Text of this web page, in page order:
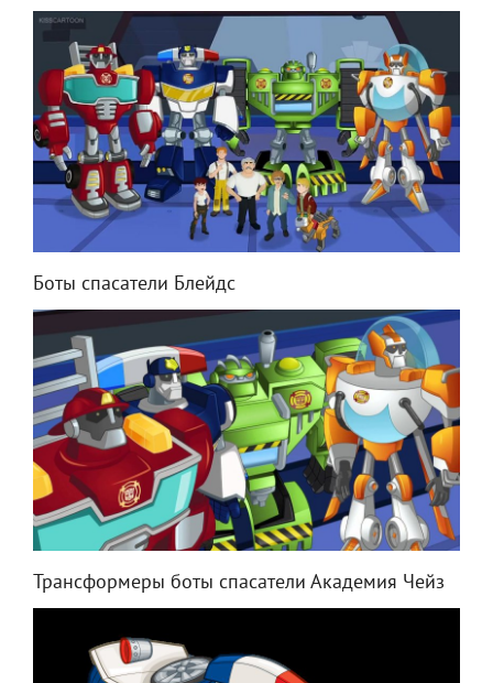
Боты спасатели Блейдс
Трансформеры боты спасатели Академия Чейз